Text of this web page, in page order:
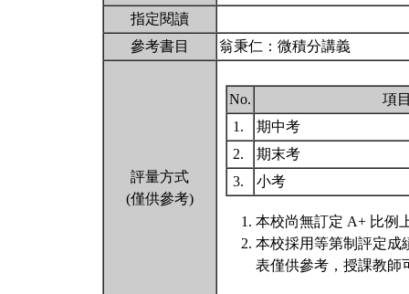
指定閱讀
參考書目
翁秉仁：微積分講義
評量方式
(僅供參考)
No.
項
1.
期中考
2.
期末考
3.
小考
本校尚無訂定 A+ 比例
本校採用等第制評定成
表僅供參考，授課教師